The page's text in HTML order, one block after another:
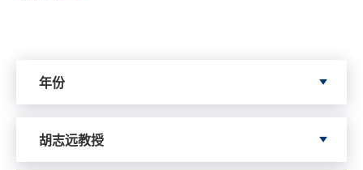
年份
胡志远教授